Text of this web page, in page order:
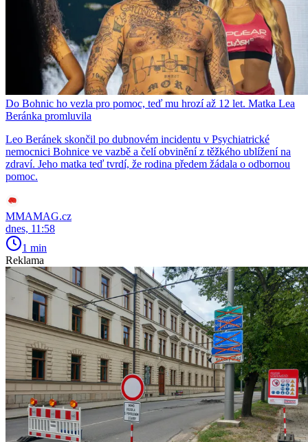
Do Bohnic ho vezla pro pomoc, teď mu hrozí až 12 let. Matka Lea
Beránka promluvila
Leo Beránek skončil po dubnovém incidentu v Psychiatrické
nemocnici Bohnice ve vazbě a čelí obvinění z těžkého ublížení na
zdraví. Jeho matka teď tvrdí, že rodina předem žádala o odbornou
pomoc.
MMAMAG.cz
dnes, 11:58
1 min
Reklama